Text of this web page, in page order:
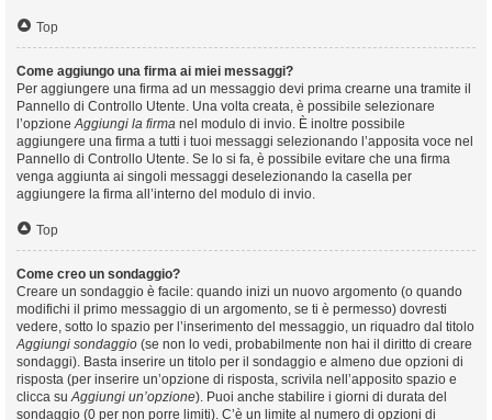
Top
Come aggiungo una firma ai miei messaggi?
Per aggiungere una firma ad un messaggio devi prima crearne una tramite il
Pannello di Controllo Utente. Una volta creata, è possibile selezionare
l’opzioneAggiungi la firma nel modulo di invio. È inoltre possibile
aggiungere una firma a tutti i tuoi messaggi selezionando l’apposita voce nel
Pannello di Controllo Utente. Se lo si fa, è possibile evitare che una firma
venga aggiunta ai singoli messaggi deselezionando la casella per
aggiungere la firma all’interno del modulo di invio.
Top
Come creo un sondaggio?
Creare un sondaggio è facile: quando inizi un nuovo argomento (o quando
modifichi il primo messaggio di un argomento, se ti è permesso) dovresti
vedere, sotto lo spazio per l’inserimento del messaggio, un riquadro dal titolo
Aggiungi sondaggio (se non lo vedi, probabilmente non hai il diritto di creare
sondaggi). Basta inserire un titolo per il sondaggio e almeno due opzioni di
risposta (per inserire un’opzione di risposta, scrivila nell’apposito spazio e
clicca suAggiungi un’opzione). Puoi anche stabilire i giorni di durata del
sondaggio (0 per non porre limiti). C’è un limite al numero di opzioni di